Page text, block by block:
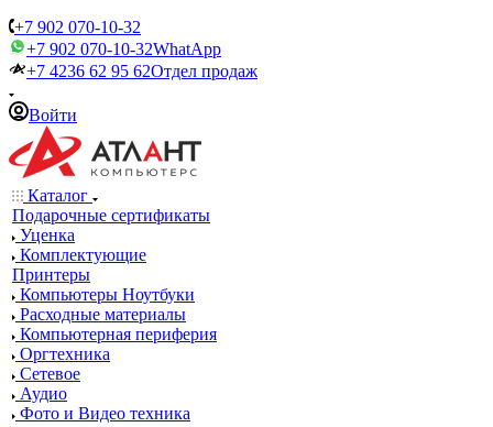
+7 902 070-10-32
+7 902 070-10-32WhatApp
+7 4236 62 95 62Отдел продаж
Войти
Каталог
Подарочные сертификаты
Уценка
Комплектующие
Принтеры
Компьютеры Ноутбуки
Расходные материалы
Компьютерная периферия
Оргтехника
Сетевое
Аудио
Фото и Видео техника